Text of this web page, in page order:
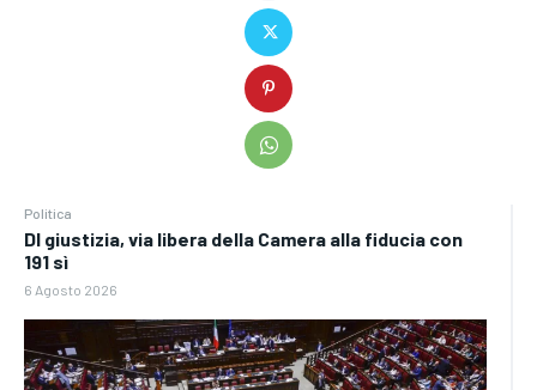
Politica
Dl giustizia, via libera della Camera alla fiducia con
191 sì
6 Agosto 2026